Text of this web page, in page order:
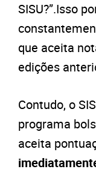
SISU?”.Isso
que aceita
edições
Contudo, o
programa
aceita